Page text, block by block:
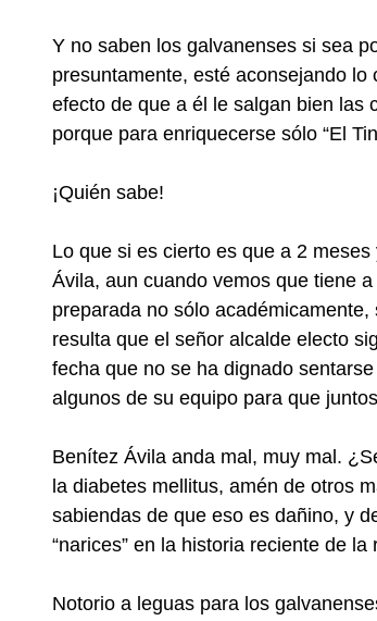
Y no saben los galvanenses si sea
presuntamente, esté aconsejando
efecto de que a él le salgan bien las
porque para enriquecerse sólo “El
¡Quién sabe!
Lo que si es cierto es que a 2
Ávila, aun cuando vemos que tiene
preparada no sólo
resulta que el señor alcalde electo
fecha que no se ha dignado
algunos de su equipo para que
Benítez Ávila anda mal, muy mal.
la diabetes mellitus, amén de otros
sabiendas de que eso es dañino, y
“narices” en la historia reciente de la
Notorio a leguas para los